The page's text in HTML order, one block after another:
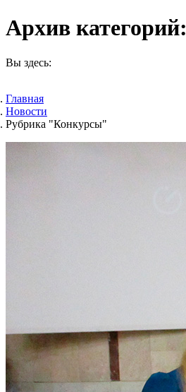
Архив категорий:
Вы здесь:
Главная
Новости
Рубрика "Конкурсы"